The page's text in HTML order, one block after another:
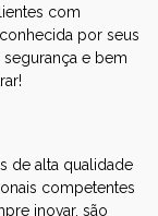
com
por seus
e bem
de alta qualidade
competentes
inovar, são